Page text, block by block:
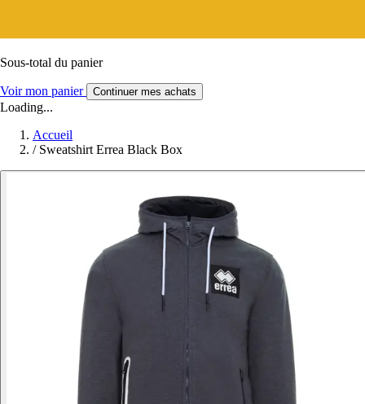
Sous-total du panier
Voir mon panier Continuer mes achats
Loading...
Accueil
/ Sweatshirt Errea Black Box